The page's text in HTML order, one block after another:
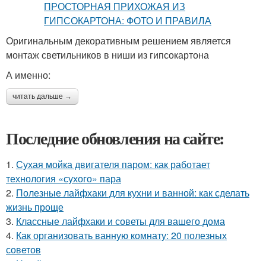
Оригинальным декоративным решением является
монтаж светильников в ниши из гипсокартона
А именно:
читать дальше →
Последние обновления на сайте:
1. Сухая мойка двигателя паром: как работает
технология «сухого» пара
2. Полезные лайфхаки для кухни и ванной: как сделать
жизнь проще
3. Классные лайфхаки и советы для вашего дома
4. Как организовать ванную комнату: 20 полезных
советов